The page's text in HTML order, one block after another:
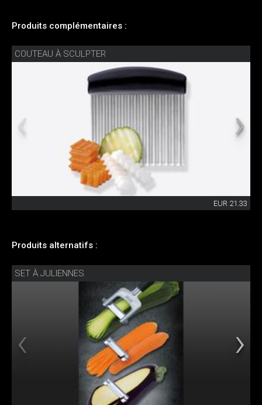
Produits complémentaires :
COUTEAU À SCULPTER
EUR 21.33
Produits alternatifs :
SET À JULIENNES